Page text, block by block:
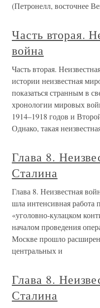
(Петронелл, восточнее
Часть вторая.
война
Часть вторая.
истории неизвестная
показаться странным в
хронологии мировых
1914–1918 годов и
Однако, такая
Глава 8.
Сталина
Глава 8. Неизвестная
шла интенсивная
«уголовно-кулацком
началом проведения
Москве прошло
центральных и
Глава 8.
Сталина